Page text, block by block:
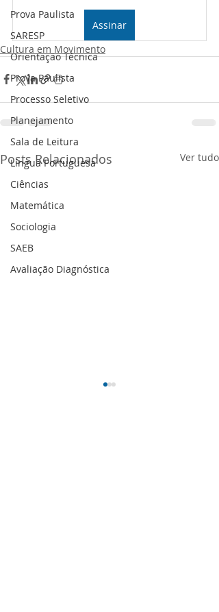
Prova Paulista
SARESP
Orientação Técnica
Prova Paulista
Processo Seletivo
Planejamento
Sala de Leitura
Língua Portuguesa
Ciências
Matemática
Sociologia
SAEB
Avaliação Diagnóstica
Assinar
Cultura em Movimento
Posts Relacionados Ver tudo